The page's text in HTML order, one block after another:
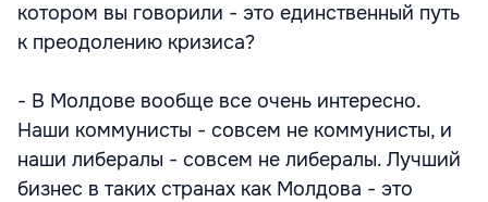
котором вы говорили - это единственный путь
к преодолению кризиса?
- В Молдове вообще все очень интересно.
Наши коммунисты - совсем не коммунисты, и
наши либералы - совсем не либералы. Лучший
бизнес в таких странах как Молдова - это